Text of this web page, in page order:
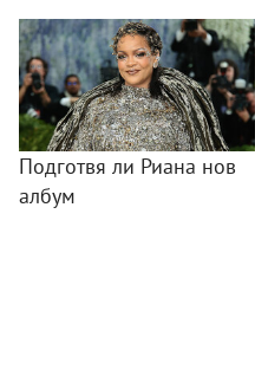
Подготвя ли Риана нов
албум